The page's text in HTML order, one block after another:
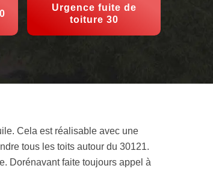
Urgence fuite de
toiture 30
Cela est réalisable avec une
tous les toits autour du 30121.
Dorénavant faite toujours appel à